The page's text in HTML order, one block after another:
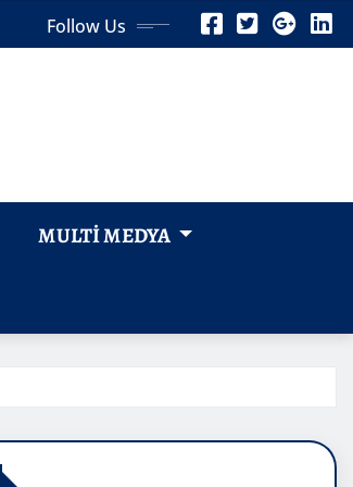
Follow Us
MULTI MEDYA